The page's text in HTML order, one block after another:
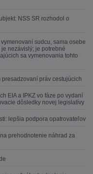
NSS SR rozhodol o
sudcu, sama osebe
nezávislý; je potrebné
sa vymenovania tohto
práv cestujúcich
EIA a IPKZ vo fáze po vydaní
dôsledky novej legislatívy
lepšia podpora opatrovateľov
prehodnotenie náhrad za